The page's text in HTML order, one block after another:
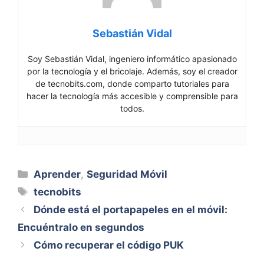
Sebastián Vidal
Soy Sebastián Vidal, ingeniero informático apasionado
por la tecnología y el bricolaje. Además, soy el creador
de tecnobits.com, donde comparto tutoriales para
hacer la tecnología más accesible y comprensible para
todos.
Categorías
Aprender,Seguridad Móvil
Etiquetas
tecnobits
Dónde está el portapapeles en el móvil:
Encuéntralo en segundos
Cómo recuperar el código PUK